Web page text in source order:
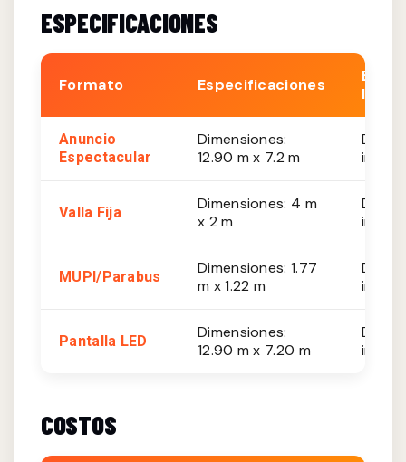
ESPECIFICACIONES
Formato Especificaciones
Est.
Anuncio
Espectacular
Dimensiones:
12.90 m x 7.2 m
De
Valla Fija
Dimensiones: 4 m
x 2 m
De
MUPI/Parabus
Dimensiones: 1.77
m x 1.22 m
De
Pantalla LED
Dimensiones:
12.90 m x 7.20 m
De
COSTOS